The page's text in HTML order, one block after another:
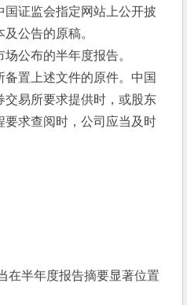
监会指定网站上公开披
公告的原稿。
布的半年度报告。
上述文件的原件。中国
交易所要求提供时，或股东
要求查阅时，公司应当及时
年度报告摘要显著位置